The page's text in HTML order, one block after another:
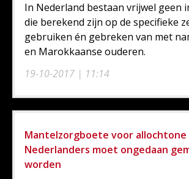
19-10-2017 | 11:14
In Nederland bestaan vrijwel geen
die berekend zijn op de specifieke
gebruiken én gebreken van met
en Marokkaanse ouderen.
Mantelzorgboete voor allochtone
Nederlanders moet ongedaan
worden